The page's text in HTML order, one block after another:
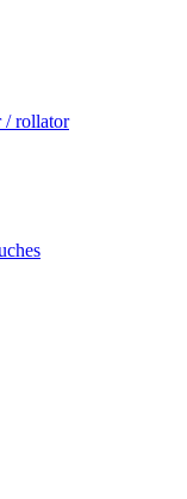
/ rollator